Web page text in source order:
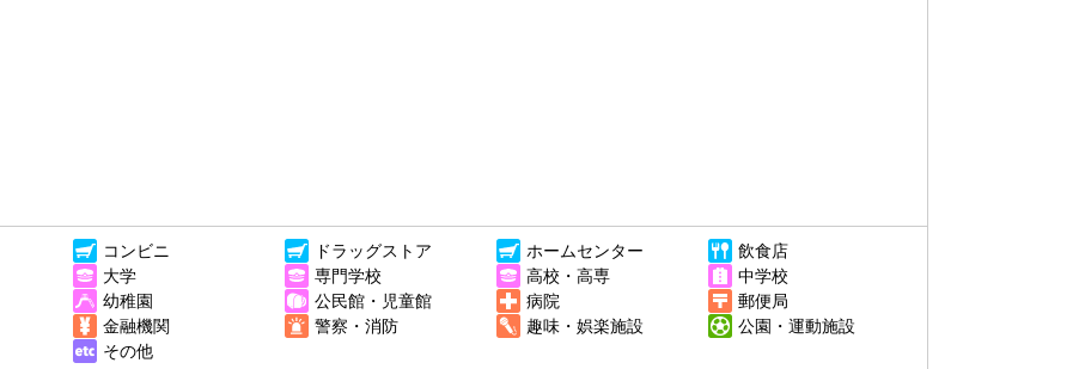
コンビニ ドラッグストア ホームセンター
飲食店
大学 専門学校 高校・高専
中学校
幼稚園 公民館・児童館 病院
郵便局
金融機関 警察・消防 趣味・娯楽施設
公園・運動施設
その他